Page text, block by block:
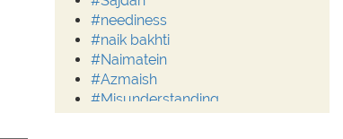
#neediness
#naik bakhti
#Naimatein
#Azmaish
#Misunderstanding
#Moderation